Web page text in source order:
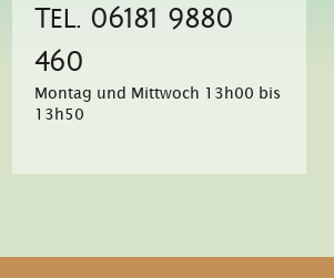
Tel. 06181 9880
460
Montag und Mittwoch 13h00 bis
13h50